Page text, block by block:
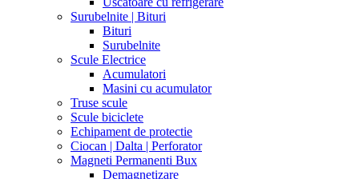
Surubelnite | Bituri
Bituri
Surubelnite
Scule Electrice
Acumulatori
Masini cu acumulator
Truse scule
Scule biciclete
Echipament de protectie
Ciocan | Dalta | Perforator
Magneti Permanenti Bux
Demagnetizare